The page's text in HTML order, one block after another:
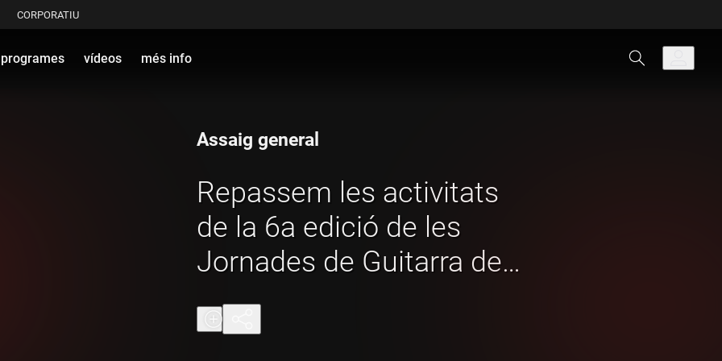
CORPORATIU
programes vídeos més info
Assaig general
Repassem les activitats
de la 6a edició de les
Jornades de Guitarra de
Catalunya